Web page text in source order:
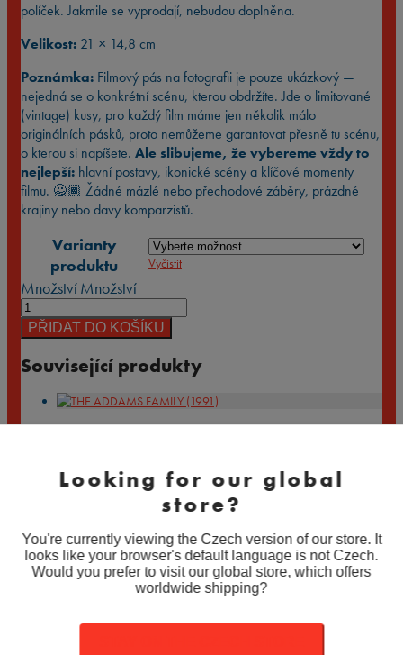
políček. Jakmile se vyprodají, nebudou doplněna.
Velikost: 21 × 14,8 cm
Poznámka: Filmový pás na fotografii je pouze ukázkový —
nejedná se o konkrétní scénu, kterou obdržíte. Jde o limitované
(vintage) kusy, pro každý film máme jen několik málo
originálních pásků, proto nemůžeme garantovat přesně tu scénu,
o kterou si napíšete. Ale slibujeme, že vybereme vždy to
nejlepší: hlavní postavy, ikonické scény a klíčové momenty
filmu. 🙅🏾 Žádné mázlé nebo přechodové záběry, prázdné
krajiny nebo davy komparzistů.
Varianty
produktu
Vyčistit
MnožstvíMnožství
PŘIDAT DO KOŠÍKU
Související produkty
THE ADDAMS FAMILY (1991)
cen:
890 Kč
21 (2008)
890Kč–1.890KčRozpětí
cen:
890 Kč
až
ADDAMS FAMILY VALUES (1993)
890Kč–1.890Kč
Looking for our global
store?
You're currently viewing the Czech version of our store. It
looks like your browser's default language is not Czech.
Would you prefer to visit our global store, which offers
worldwide shipping?